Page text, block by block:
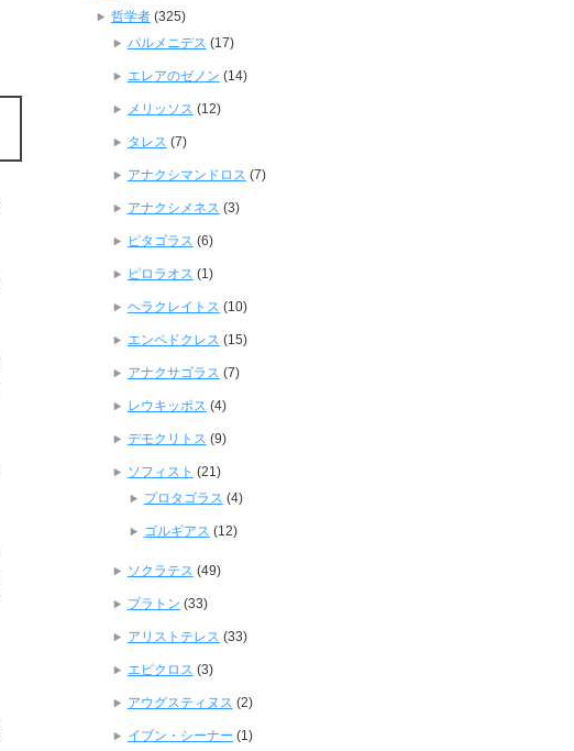
哲学者(325)
パルメニデス (17)
エレアのゼノン (14)
メリッソス (12)
タレス (7)
アナクシマンドロス (7)
アナクシメネス (3)
ピタゴラス (6)
ピロラオス (1)
ヘラクレイトス (10)
エンペドクレス (15)
アナクサゴラス (7)
レウキッポス (4)
デモクリトス (9)
ソフィスト (21)
プロタゴラス (4)
ゴルギアス (12)
ソクラテス (49)
プラトン (33)
アリストテレス (33)
エピクロス (3)
アウグスティヌス (2)
イブン・シーナー (1)